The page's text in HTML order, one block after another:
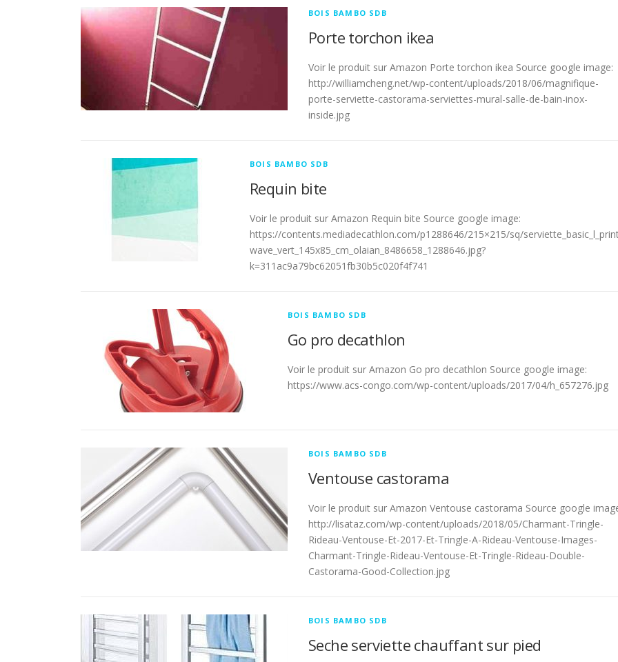
BOIS BAMBO SDB
Porte torchon ikea
Voir le produit sur Amazon Porte torchon ikea Source google image:
http://williamcheng.net/wp-content/uploads/2018/06/magnifique-
porte-serviette-castorama-serviettes-mural-salle-de-bain-inox-
inside.jpg
BOIS BAMBO SDB
Requin bite
Voir le produit sur Amazon Requin bite Source google image:
https://contents.mediadecathlon.com/p1288646/215×215/sq/
wave_vert_145x85_cm_olaian_8486658_1288646.jpg?
k=311ac9a79bc62051fb30b5c020f4f741
BOIS BAMBO SDB
Go pro decathlon
Voir le produit sur Amazon Go pro decathlon Source google image:
https://www.acs-congo.com/wp-content/uploads/2017/04/h_657276.jpg
BOIS BAMBO SDB
Ventouse castorama
Voir le produit sur Amazon Ventouse castorama Source google
http://lisataz.com/wp-content/uploads/2018/05/Charmant-Tringle-
Rideau-Ventouse-Et-2017-Et-Tringle-A-Rideau-Ventouse-Images-
Charmant-Tringle-Rideau-Ventouse-Et-Tringle-Rideau-Double-
Castorama-Good-Collection.jpg
BOIS BAMBO SDB
Seche serviette chauffant sur pied